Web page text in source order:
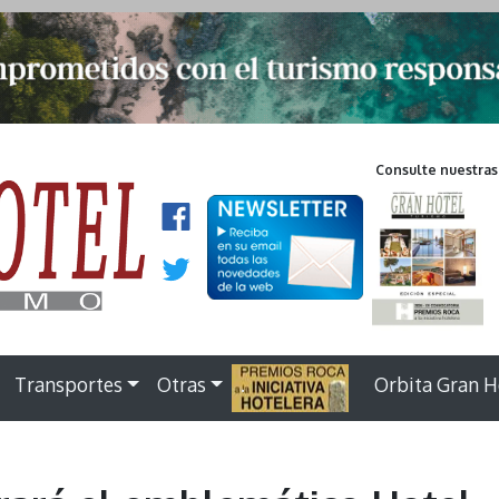
Consulte
Transportes Otras . Orbita Gran